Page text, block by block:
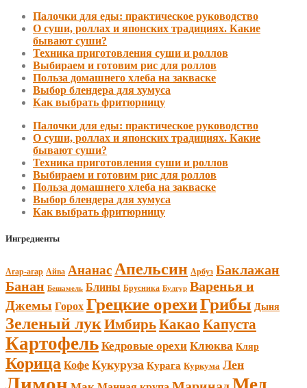
Палочки для еды: практическое руководство
О суши, роллах и японских традициях. Какие
бывают суши?
Техника приготовления суши и роллов
Выбираем и готовим рис для роллов
Польза домашнего хлеба на закваске
Выбор блендера для хумуса
Как выбрать фритюрницу
Палочки для еды: практическое руководство
О суши, роллах и японских традициях. Какие
бывают суши?
Техника приготовления суши и роллов
Выбираем и готовим рис для роллов
Польза домашнего хлеба на закваске
Выбор блендера для хумуса
Как выбрать фритюрницу
Ингредиенты
Агар-агар Айва Ананас Апельсин Арбуз Баклажан
Банан Бешамель Блины Брусника Булгур Варенья и
Джемы Горох Грецкие орехиГрибы Дыня
Зеленый лук ИмбирьКакао Капуста
Картофель Кедровые орехи Клюква Кляр
Корица Кофе Кукуруза Курага Куркума Лен